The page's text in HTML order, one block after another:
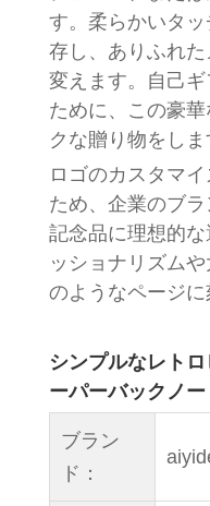
す。柔らかいタ
存し、ありふれ
変えます。自己
ために、この豪
クな贈り物をしま
ロゴのカスタマ
ため、企業のブ
記念品に理想的
ッショナリズム
のようなページに
シンプルなレト
ーパーバックノー
ブラン
ド：